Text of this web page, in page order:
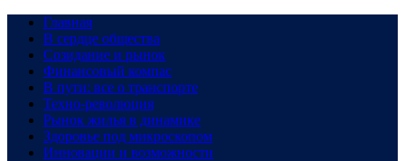
Главная
В сердце общества
Созидание и рынок
Финансовый компас
В пути: все о транспорте
Техно-революция
Рынок жилья в динамике
Здоровье под микроскопом
Инновации и возможности